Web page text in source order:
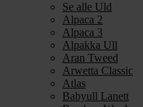
Se alle Uld
Alpaca 2
Alpaca 3
Alpakka Ull
Aran Tweed
Arwetta Classic
Atlas
Babyull Lanett